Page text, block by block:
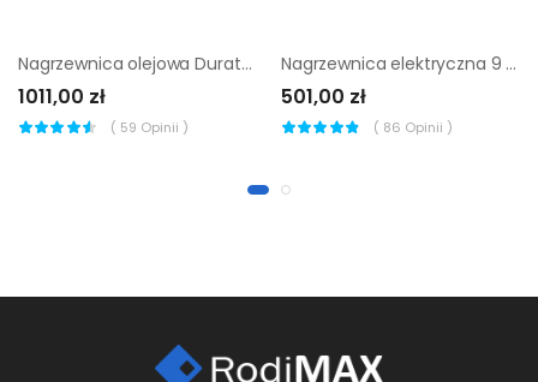
Nagrzewnica olejowa Duraterm 20 kW
1011,00 zł
( 59 Opinii )
Nagrzewnica elektryczna 9 kW
501,00 zł
( 86 Opinii )